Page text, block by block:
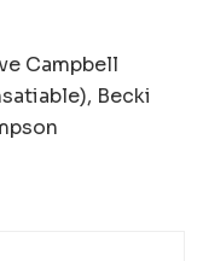
Campbell
Becki